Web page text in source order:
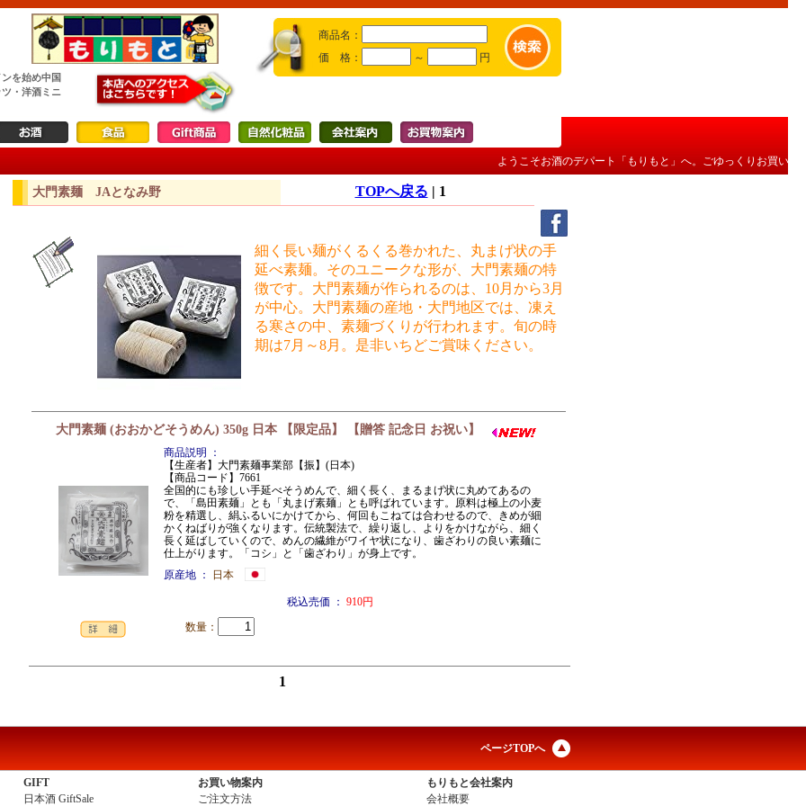
を始め中国
・洋酒ミニ
商品名：
価 格：
～ 円
ようこそお酒のデパート「もりもと」へ。ごゆっくりお買い物を
大門素麺 JAとなみ野 TOPへ戻る | 1
細く長い麺がくるくる巻かれた、丸まげ状の手
延べ素麺。そのユニークな形が、大門素麺の特
徴です。大門素麺が作られるのは、10月から3月
が中心。大門素麺の産地・大門地区では、凍え
る寒さの中、素麺づくりが行われます。旬の時
期は7月～8月。是非いちどご賞味ください。
大門素麺 (おおかどそうめん) 350g 日本 【限定品】 【贈答 記念日 お祝い】
商品説明 ：
【生産者】大門素麺事業部【振】(日本)
【商品コード】7661
全国的にも珍しい手延べそうめんで、細く長く、まるまげ状に丸めてあるの
で、「島田素麺」とも「丸まげ素麺」とも呼ばれています。原料は極上の小麦
粉を精選し、絹ふるいにかけてから、何回もこねては合わせるので、きめが細
かくねばりが強くなります。伝統製法で、繰り返し、よりをかけながら、細く
長く延ばしていくので、めんの繊維がワイヤ状になり、歯ざわりの良い素麺に
仕上がります。「コシ」と「歯ざわり」が身上です。
原産地 ：
日本
税込売価 ： 910円
数量：
1
ページTOPへ
GIFT
日本酒 GiftSale
お買い物案内
ご注文方法
もりもと会社案内
会社概要